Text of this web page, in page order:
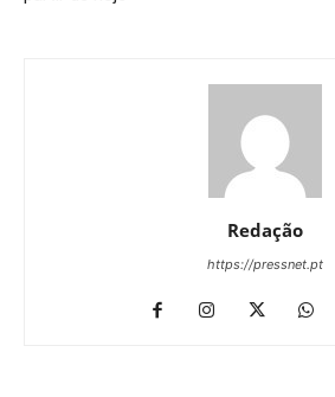
Redação
https://pressnet.pt